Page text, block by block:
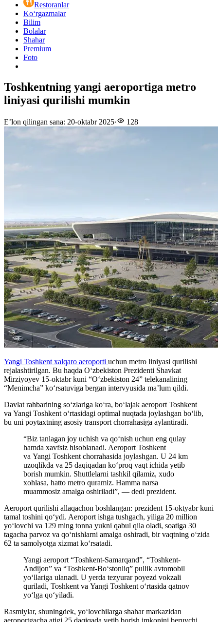
Restoranlar
Ko‘rgazmalar
Bilim
Bolalar
Shahar
Premium
Foto
Toshkentning yangi aeroportiga metro
liniyasi qurilishi mumkin
E’lon qilingan sana: 20-oktabr 2025· 128
Yangi Toshkent xalqaro aeroporti uchun metro liniyasi qurilishi
rejalashtirilgan. Bu haqda O‘zbekiston Prezidenti Shavkat
Mirziyoyev 15-oktabr kuni “O‘zbekiston 24” telekanalining
“Menimcha” ko‘rsatuviga bergan intervyusida ma’lum qildi.
Davlat rahbarining soʻzlariga koʻra, boʻlajak aeroport Toshkent
va Yangi Toshkent oʻrtasidagi optimal nuqtada joylashgan boʻlib,
bu uni poytaxtning asosiy transport chorrahasiga aylantiradi.
“Biz tanlagan joy uchish va qo‘nish uchun eng qulay
hamda xavfsiz hisoblanadi. Aeroport Toshkent
va Yangi Toshkent chorrahasida joylashgan. U 24 km
uzoqlikda va 25 daqiqadan ko‘proq vaqt ichida yetib
borish mumkin. Shuttlelarni tashkil qilamiz, xudo
xohlasa, hatto metro quramiz. Hamma narsa
muammosiz amalga oshiriladi”, — dedi prezident.
Aeroport qurilishi allaqachon boshlangan: prezident 15-oktyabr kuni
tamal toshini qo‘ydi. Aeroport ishga tushgach, yiliga 20 million
yo‘lovchi va 129 ming tonna yukni qabul qila oladi, soatiga 30
tagacha parvoz va qo‘nishlarni amalga oshiradi, bir vaqtning o‘zida
62 ta samolyotga xizmat ko‘rsatadi.
Yangi aeroport “Toshkent-Samarqand”, “Toshkent-
Andijon” va “Toshkent-Bo‘stonliq” pullik avtomobil
yo‘llariga ulanadi. U yerda tezyurar poyezd vokzali
quriladi, Toshkent va Yangi Toshkent o‘rtasida qatnov
yo‘lga qo‘yiladi.
Rasmiylar, shuningdek, yo‘lovchilarga shahar markazidan